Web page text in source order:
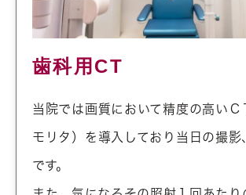
歯科用CT
当院では画質において精度の高いＣ
モリタ）を導入しており当日の撮影
です。